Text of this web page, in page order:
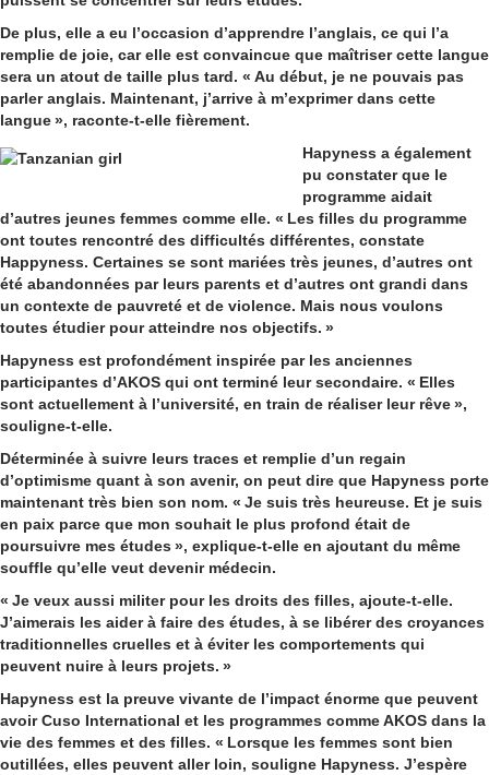
De plus, elle a eu l’occasion d’apprendre l’anglais, ce qui l’a
remplie de joie, car elle est convaincue que maîtriser cette langue
sera un atout de taille plus tard. « Au début, je ne pouvais pas
parler anglais. Maintenant, j’arrive à m’exprimer dans cette
langue », raconte-t-elle fièrement.
Hapyness a également
pu constater que le
programme aidait
d’autres jeunes femmes comme elle. « Les filles du programme
ont toutes rencontré des difficultés différentes, constate
Happyness. Certaines se sont mariées très jeunes, d’autres ont
été abandonnées par leurs parents et d’autres ont grandi dans
un contexte de pauvreté et de violence. Mais nous voulons
toutes étudier pour atteindre nos objectifs. »
Hapyness est profondément inspirée par les anciennes
participantes d’AKOS qui ont terminé leur secondaire. « Elles
sont actuellement à l’université, en train de réaliser leur rêve »,
souligne-t-elle.
Déterminée à suivre leurs traces et remplie d’un regain
d’optimisme quant à son avenir, on peut dire que Hapyness porte
maintenant très bien son nom. « Je suis très heureuse. Et je suis
en paix parce que mon souhait le plus profond était de
poursuivre mes études », explique-t-elle en ajoutant du même
souffle qu’elle veut devenir médecin.
« Je veux aussi militer pour les droits des filles, ajoute-t-elle.
J’aimerais les aider à faire des études, à se libérer des croyances
traditionnelles cruelles et à éviter les comportements qui
peuvent nuire à leurs projets. »
Hapyness est la preuve vivante de l’impact énorme que peuvent
avoir Cuso International et les programmes comme AKOS dans la
vie des femmes et des filles. « Lorsque les femmes sont bien
outillées, elles peuvent aller loin, souligne Hapyness. J’espère